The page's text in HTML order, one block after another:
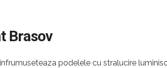
Brasov
podelele cu stralucire